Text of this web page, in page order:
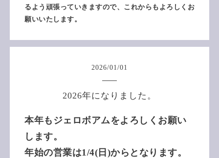
るよう頑張っていきますので、これからもよろしくお
願いいたします。
2026/01 /01
2026年になりました。
本年もジェロボアムをよろしくお願い
します。
年始の営業は1/4(日)からとなります。